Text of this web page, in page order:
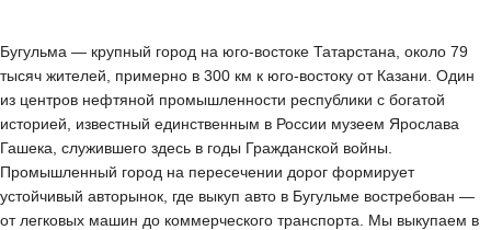
Бугульма — крупный город на юго-востоке Татарстана, около 79
тысяч жителей, примерно в 300 км к юго-востоку от Казани. Один
из центров нефтяной промышленности республики с богатой
историей, известный единственным в России музеем Ярослава
Гашека, служившего здесь в годы Гражданской войны.
Промышленный город на пересечении дорог формирует
устойчивый авторынок, где выкуп авто в Бугульме востребован —
от легковых машин до коммерческого транспорта. Мы выкупаем в